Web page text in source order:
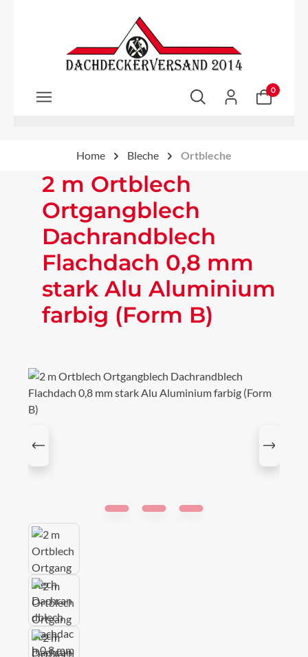
Zum Hauptinhalt springen
0
Home Bleche Ortbleche
2 m Ortblech
Ortgangblech
Dachrandblech
Flachdach 0,8 mm
stark Alu Aluminium
farbig (Form B)
Bildergalerie überspringen